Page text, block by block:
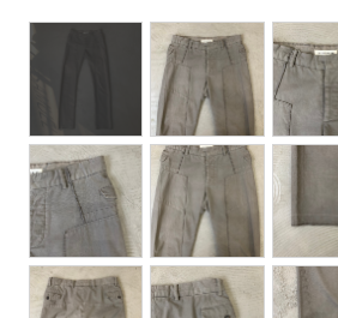
DESIGNERS ARCHIVES